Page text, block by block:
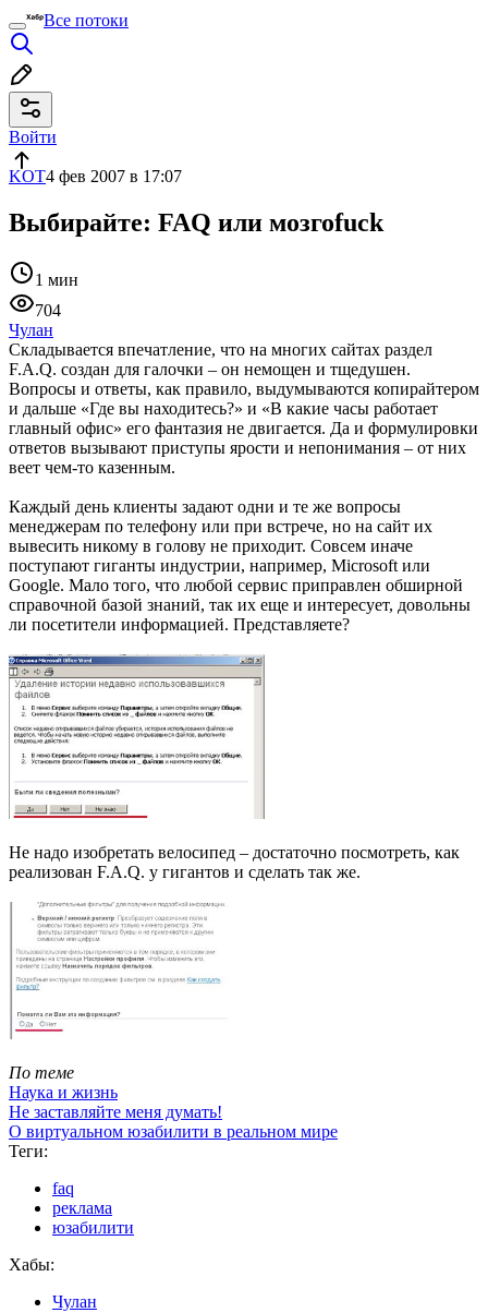
Все потоки
Войти
KOT4 фев 2007 в 17:07
Выбирайте: FAQ или мозгоfuck
1 мин
704
Чулан
Складывается впечатление, что на многих сайтах раздел
F.A.Q. создан для галочки – он немощен и тщедушен.
Вопросы и ответы, как правило, выдумываются копирайтером
и дальше «Где вы находитесь?» и «В какие часы работает
главный офис» его фантазия не двигается. Да и формулировки
ответов вызывают приступы ярости и непонимания – от них
веет чем-то казенным.
Каждый день клиенты задают одни и те же вопросы
менеджерам по телефону или при встрече, но на сайт их
вывесить никому в голову не приходит. Совсем иначе
поступают гиганты индустрии, например, Microsoft или
Google. Мало того, что любой сервис приправлен обширной
справочной базой знаний, так их еще и интересует, довольны
ли посетители информацией. Представляете?
Не надо изобретать велосипед – достаточно посмотреть, как
реализован F.A.Q. у гигантов и сделать так же.
По теме
Наука и жизнь
Не заставляйте меня думать!
О виртуальном юзабилити в реальном мире
Теги:
faq
реклама
юзабилити
Хабы:
Чулан